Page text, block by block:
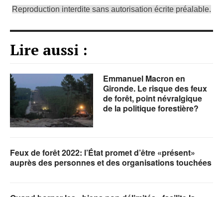
Reproduction interdite sans autorisation écrite préalable.
Lire aussi :
Emmanuel Macron en
Gironde. Le risque des feux
de forêt, point névralgique
de la politique forestière?
Feux de forêt 2022: l’État promet d’être «présent»
auprès des personnes et des organisations touchées